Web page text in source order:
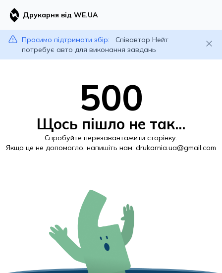
Друкарня від WE.UA
Просимо підтримати збір:
Співавтор Нейт
потребує авто для виконання завдань
500
Щось пішло не так...
Спробуйте перезавантажити сторінку.
Якщо це не допомогло, напишіть нам: drukarnia.ua@gmail.com